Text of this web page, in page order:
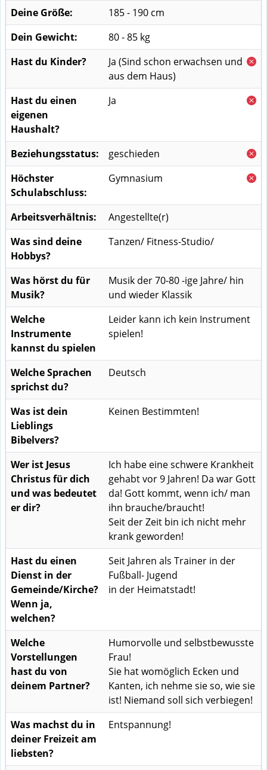
Deine Größe:
185 - 190 cm
Dein Gewicht:
80 - 85 kg
Hast du Kinder?
Ja (Sind schon erwachsen und
aus dem Haus)
Hast du einen
eigenen
Haushalt?
Ja
Beziehungsstatus:
geschieden
Höchster
Schulabschluss:
Gymnasium
Arbeitsverhältnis:
Angestellte(r)
Was sind deine
Hobbys?
Tanzen/ Fitness-Studio/
Was hörst du für
Musik?
Musik der 70-80 -ige Jahre/ hin
und wieder Klassik
Welche
Instrumente
kannst du spielen
Leider kann ich kein Instrument
spielen!
Welche Sprachen
sprichst du?
Deutsch
Was ist dein
Lieblings
Bibelvers?
Keinen Bestimmten!
Wer ist Jesus
Christus für dich
und was bedeutet
er dir?
Ich habe eine schwere Krankheit
gehabt vor 9 Jahren! Da war Gott
da! Gott kommt, wenn ich/ man
ihn brauche/braucht!
Seit der Zeit bin ich nicht mehr
krank geworden!
Hast du einen
Dienst in der
Gemeinde/Kirche?
Wenn ja,
welchen?
Seit Jahren als Trainer in der
Fußball- Jugend
in der Heimatstadt!
Welche
Vorstellungen
hast du von
deinem Partner?
Humorvolle und selbstbewusste
Frau!
Sie hat womöglich Ecken und
Kanten, ich nehme sie so, wie sie
ist! Niemand soll sich verbiegen!
Was machst du in
deiner Freizeit am
liebsten?
Entspannung!